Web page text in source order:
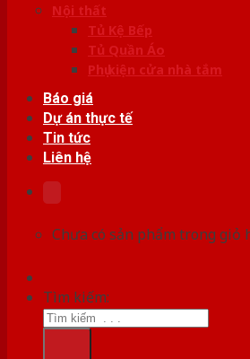
Nội thất
Tủ Kệ Bếp
Tủ Quần Áo
Phụ kiện cửa nhà tắm
Báo giá
Dự án thực tế
Tin tức
Liên hệ
Chưa có sản phẩm trong giỏ
Tìm kiếm: